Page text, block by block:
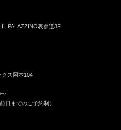
PALAZZINO表参道3F
クス岡本104
〜
日までのご予約制）